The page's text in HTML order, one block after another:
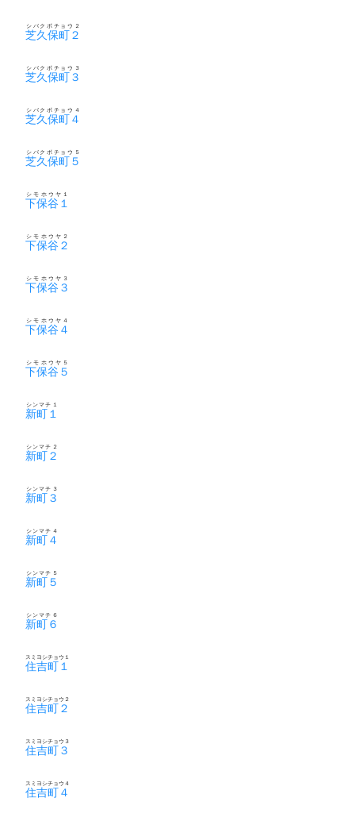
芝久保町２
シバクボチョウ２
芝久保町３
シバクボチョウ３
芝久保町４
シバクボチョウ４
芝久保町５
シバクボチョウ５
下保谷１
シモホウヤ１
下保谷２
シモホウヤ２
下保谷３
シモホウヤ３
下保谷４
シモホウヤ４
下保谷５
シモホウヤ５
新町１
シンマチ１
新町２
シンマチ２
新町３
シンマチ３
新町４
シンマチ４
新町５
シンマチ５
新町６
シンマチ６
住吉町１
スミヨシチョウ１
住吉町２
スミヨシチョウ２
住吉町３
スミヨシチョウ３
住吉町４
スミヨシチョウ４